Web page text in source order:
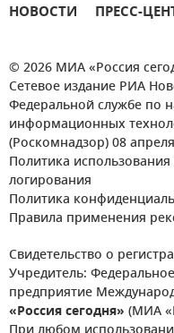
НОВОСТИ ПРЕСС-
© 2026 МИА «Россия
Сетевое издание РИА
Федеральной службе по
информационных
(Роскомнадзор) 08
Политика
логирования
Политика
Правила применения
Свидетельство о
Учредитель:
предприятие
«Россия сегодня» (МИА